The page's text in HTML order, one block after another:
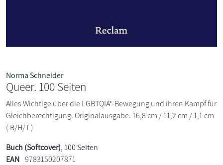
Norma Schneider
Queer. 100 Seiten
Alles Wichtige über die LGBTQIA*-Bewegung und ihren Kampf für
Gleichberechtigung. Originalausgabe. 16,8 cm / 11,2 cm / 1,1 cm
( B/H/T )
Buch (Softcover), 100 Seiten
EAN 9783150207871